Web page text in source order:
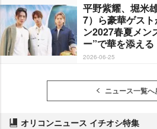
平野紫耀、堀米
7）ら豪華ゲス
ン2027春夏メン
ー”で華を添える
2026-06-25
ニュース一覧へ
オリコンニュース イチオシ特集